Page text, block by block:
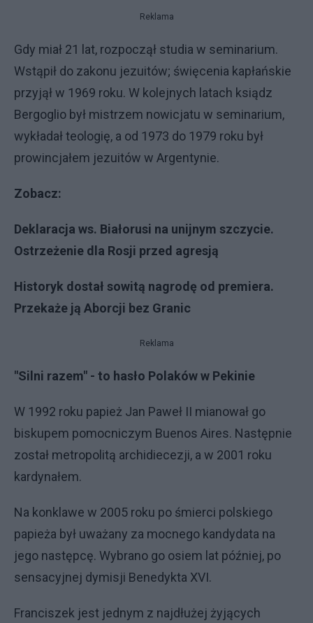
Reklama
Gdy miał 21 lat, rozpoczął studia w seminarium.
Wstąpił do zakonu jezuitów; święcenia kapłańskie
przyjął w 1969 roku. W kolejnych latach ksiądz
Bergoglio był mistrzem nowicjatu w seminarium,
wykładał teologię, a od 1973 do 1979 roku był
prowincjałem jezuitów w Argentynie.
Zobacz:
Deklaracja ws. Białorusi na unijnym szczycie.
Ostrzeżenie dla Rosji przed agresją
Historyk dostał sowitą nagrodę od premiera.
Przekaże ją Aborcji bez Granic
Reklama
"Silni razem" - to hasło Polaków w Pekinie
W 1992 roku papież Jan Paweł II mianował go
biskupem pomocniczym Buenos Aires. Następnie
został metropolitą archidiecezji, a w 2001 roku
kardynałem.
Na konklawe w 2005 roku po śmierci polskiego
papieża był uważany za mocnego kandydata na
jego następcę. Wybrano go osiem lat później, po
sensacyjnej dymisji Benedykta XVI.
Franciszek jest jednym z najdłużej żyjących